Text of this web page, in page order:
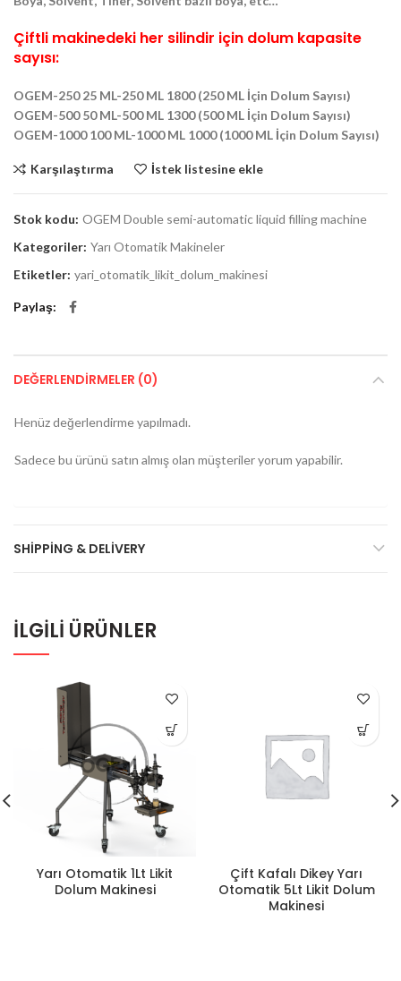
Çiftli makinedeki her silindir için dolum kapasite
sayısı:
OGEM-250 25 ML-250 ML 1800 (250 ML İçin Dolum Sayısı)
OGEM-500 50 ML-500 ML 1300 (500 ML İçin Dolum Sayısı)
OGEM-1000 100 ML-1000 ML 1000 (1000 ML İçin Dolum Sayısı)
Karşılaştırma İstek listesine ekle
Stok kodu: OGEM Double semi-automatic liquid filling machine
Kategoriler: Yarı Otomatik Makineler
Etiketler: yari_otomatik_likit_dolum_makinesi
Paylaş
DEĞERLENDIRMELER (0)
Henüz değerlendirme yapılmadı.
Sadece bu ürünü satın almış olan müşteriler yorum yapabilir.
SHIPPING & DELIVERY
İLGILI ÜRÜNLER
Yarı Otomatik 1Lt Likit
Dolum Makinesi
Çift Kafalı Dikey Yarı
Otomatik 5Lt Likit Dolum
Makinesi